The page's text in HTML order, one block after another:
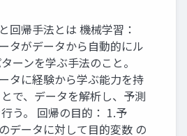
回帰手法とは 機械学習：
タがデータから自動的にル
ーンを学ぶ手法のこと。
タに経験から学ぶ能力を持
で、データを解析し、予測
う。 回帰の目的： 1.予
データに対して目的変数 の